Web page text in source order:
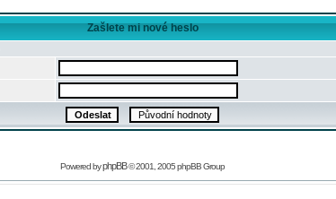
Zašlete mi nové heslo
Powered byphpBB© 2001, 2005 phpBB Group